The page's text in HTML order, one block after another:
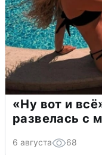
«Ну вот и
развелась с
6 августа 68